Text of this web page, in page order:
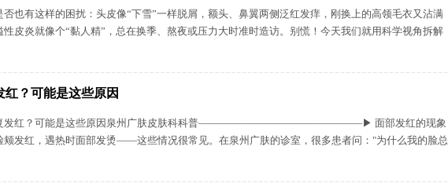
有这样的困扰：头皮像“下雪”一样脱屑，额头、鼻翼两侧泛红发痒，刚换上的高领毛衣又沾满
皮炎就像个“黏人精”，总在换季、熬夜或压力大时准时造访。别慌！今天我们就用科学视角拆解
红？可能是这些原因
发红？可能是这些原因泉州广肤皮肤科科普————————————————▶ 面部发红的现象
颊发红，遇热时面部发烫——这些情况很常见。在泉州广肤的诊室，很多患者问："为什么我的脸总